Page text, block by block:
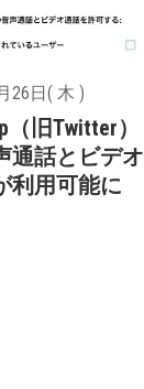
26日( 木 )
（旧Twitter）
通話とビデオ
利用可能に